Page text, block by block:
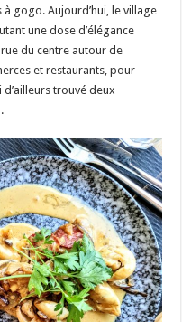
gogo. Aujourd’hui, le village
une dose d’élégance
du centre autour de
et restaurants, pour
trouvé deux